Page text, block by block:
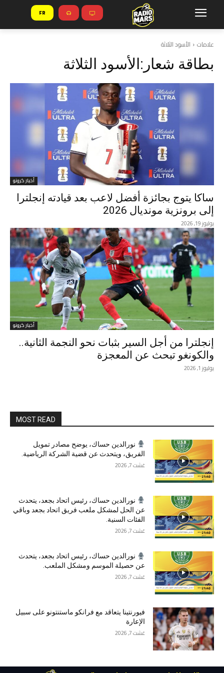
FR
علامات الأسود الثلاثة
بطاقة شعار:الأسود الثلاثة
أخبار كرونو
ساكا يتوج بجائزة أفضل لاعب بعد قيادته إنجلترا
إلى برونزية مونديال 2026
يوليوز 19, 2026
أخبار كرونو
إنجلترا من أجل السير بثبات نحو النجمة الثانية..
والكونغو تبحث عن المعجزة
يوليوز 1, 2026
MOST READ
نورالدين حساك، يوضح مصادر تمويل
الفريق، ويتحدث عن قضية الشركة الرياضية.
غشت 7, 2026
نورالدين حساك، رئيس اتحاد بجعد، يتحدث
عن الحل لمشكل ملعب فريق اتحاد بجعد وباقي
الفئات السنية.
غشت 7, 2026
نورالدين حساك، رئيس اتحاد بجعد، يتحدث
عن حصيلة الموسم ومشكل الملعب.
غشت 7, 2026
فيورنتينا يتعاقد مع فرانكو ماستنتونو على سبيل
الإعارة
غشت 7, 2026